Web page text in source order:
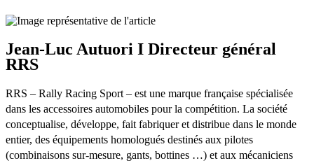
Jean-Luc Autuori I Directeur général
RRS
RRS – Rally Racing Sport – est une marque française spécialisée
dans les accessoires automobiles pour la compétition. La société
conceptualise, développe, fait fabriquer et distribue dans le monde
entier, des équipements homologués destinés aux pilotes
(combinaisons sur-mesure, gants, bottines …) et aux mécaniciens